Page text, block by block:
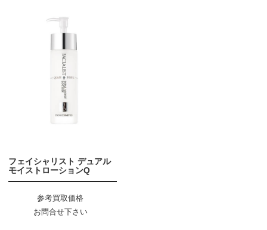
フェイシャリスト デュアル
モイストローションQ
参考買取価格
お問合せ下さい